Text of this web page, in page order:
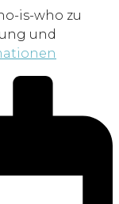
is-who zu
und